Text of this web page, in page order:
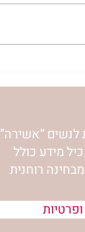
“אשירה”
מידע כולל
רוחנית